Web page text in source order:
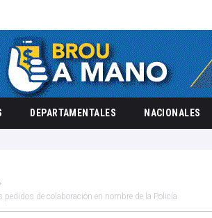
DEPARTAMENTALES NACIONALES
pedidos de colaboración en nombre de la Policía